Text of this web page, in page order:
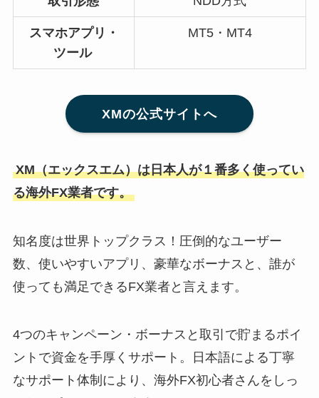
スマホアプリ・
ツール
MT5・MT4
XMの公式サイトへ
XM（エックスエム）は日本人が１番多く使ってい
る海外FX業者です。
知名度は世界トップクラス！圧倒的なユーザー
数、使いやすいアプリ、豪華なボーナスと、誰が
使っても満足できるFX業者と言えます。
4つのキャンペーン・ボーナスと取引で貯まるポイ
ントで資金を手厚くサポート。日本語による丁寧
なサポート体制により、海外FX初心者さんをしっ